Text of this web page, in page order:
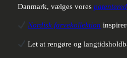
Danmark, vælges vores
Nordisk farvekollektion
Let at rengøre og